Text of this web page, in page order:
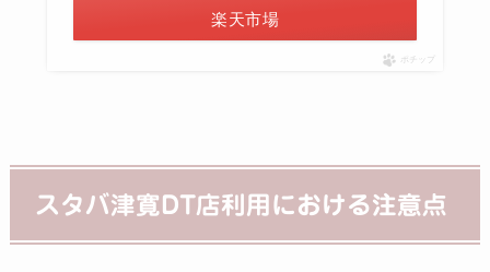
楽天市場
ポチップ
スタバ津寛DT店利用における注意点